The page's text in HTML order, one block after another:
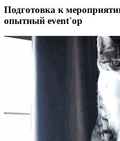
Подготовка к
опытный event`ор